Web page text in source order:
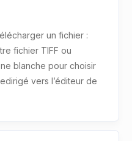
un fichier :
fichier TIFF ou
blanche pour choisir
vers l’éditeur de